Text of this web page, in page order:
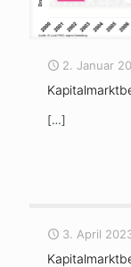
2. Januar
[…]
3. April